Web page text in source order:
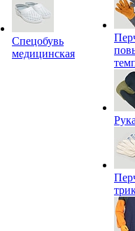
Спецобувь
медицинская